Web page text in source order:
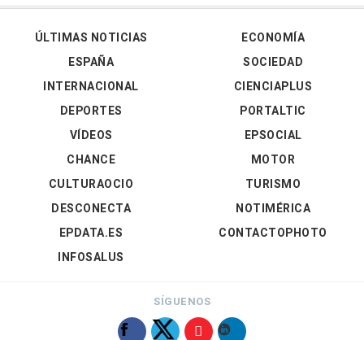
ÚLTIMAS NOTICIAS
ESPAÑA
INTERNACIONAL
DEPORTES
VÍDEOS
ECONOMÍA
SOCIEDAD
CIENCIAPLUS
PORTALTIC
EPSOCIAL
CHANCE
CULTURAOCIO
DESCONECTA
EPDATA.ES
INFOSALUS
MOTOR
TURISMO
NOTIMÉRICA
CONTACTOPHOTO
SÍGUENOS